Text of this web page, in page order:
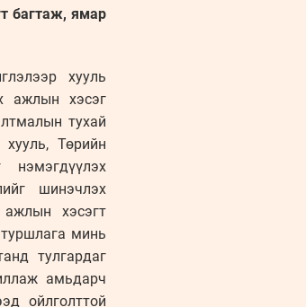
багтаж, ямар
хууль
ажлын хэсэг
тухай
Төрийн
шинэчлэх
хэсэгт
минь
тулгардаг
амьдарч
ойлголттой